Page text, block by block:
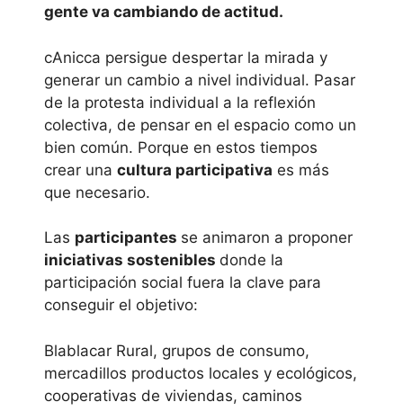
gente va cambiando de actitud.
cAnicca persigue despertar la mirada y
generar un cambio a nivel individual. Pasar
de la protesta individual a la reflexión
colectiva, de pensar en el espacio como un
bien común. Porque en estos tiempos
crear unacultura participativa es más
que necesario.
Las participantes se animaron a proponer
iniciativas sostenibles donde la
participación social fuera la clave para
conseguir el objetivo:
Blablacar Rural, grupos de consumo,
mercadillos productos locales y ecológicos,
cooperativas de viviendas, caminos